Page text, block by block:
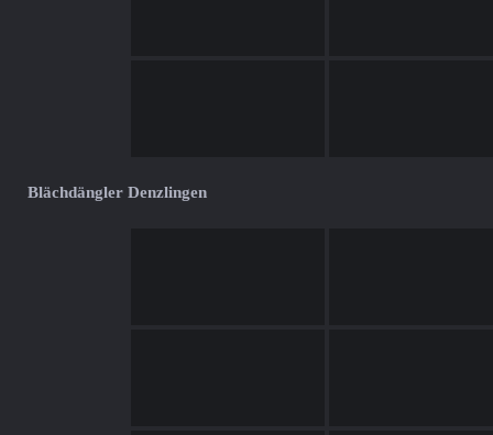
Blächdängler Denzlingen